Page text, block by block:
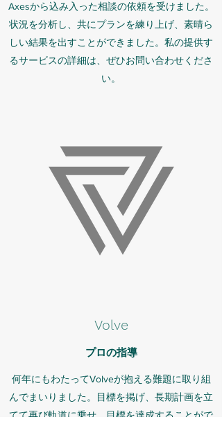
Axesから込み入った相談の依頼を受けました。
状況を分析し、共にプランを練り上げ、素晴ら
しい結果を出すことができました。私の提供す
るサービスの詳細は、ぜひお問い合わせくださ
い。
Volve
プロの指導
何年にもわたってVolveが抱える難題に取り組
んでまいりました。目標を掲げ、長期計画を立
てて再び軌道に乗せ、目標を達成することがで